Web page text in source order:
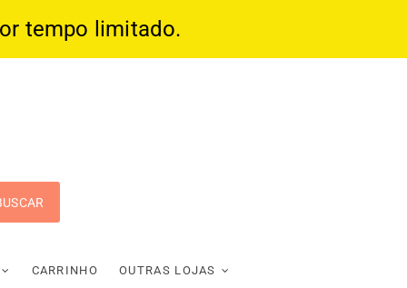
tempo limitado.
CARRINHO OUTRAS LOJAS